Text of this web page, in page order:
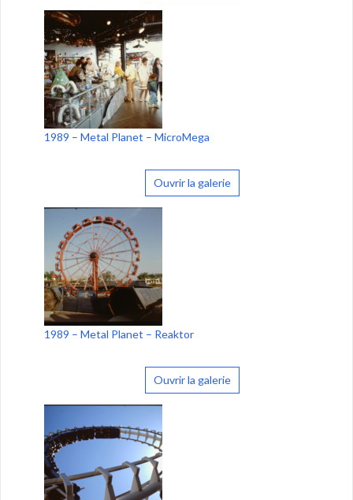
1989 – Metal Planet – MicroMega
Ouvrir la galerie
1989 – Metal Planet – Reaktor
Ouvrir la galerie